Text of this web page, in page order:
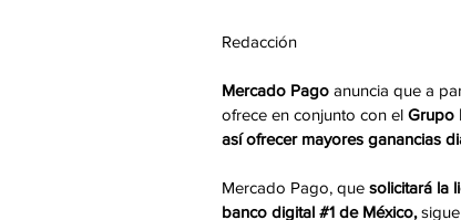
Redacción
Mercado Pago anuncia que a
ofrece en conjunto con el Grupo
así ofrecer mayores ganancias
Mercado Pago, que solicitará la
banco digital #1 de México,